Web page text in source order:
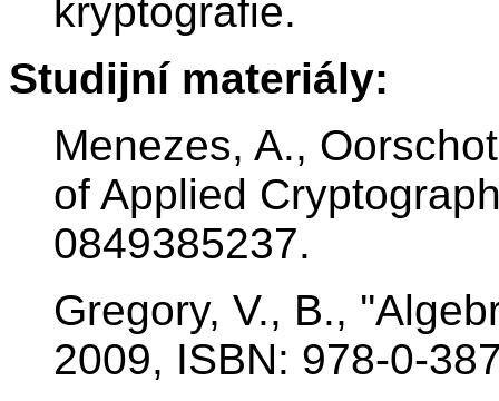
kryptografie.
Studijní materiály:
Menezes, A.,
of Applied
0849385237.
Gregory, V., B.,
2009, ISBN: 978-0-